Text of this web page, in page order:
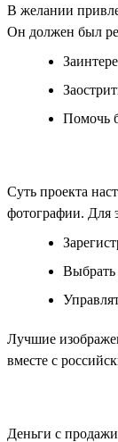
В желании
Он должен был
Помочь
Суть проекта
фотографии. Для
Выбрать
Лучшие
вместе с
Деньги с